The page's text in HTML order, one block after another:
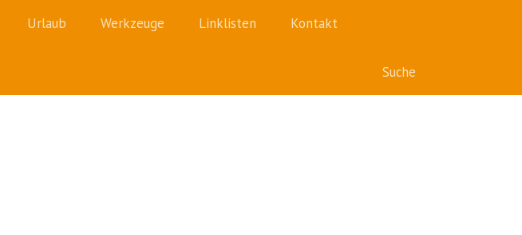
Urlaub Werkzeuge Linklisten Kontakt